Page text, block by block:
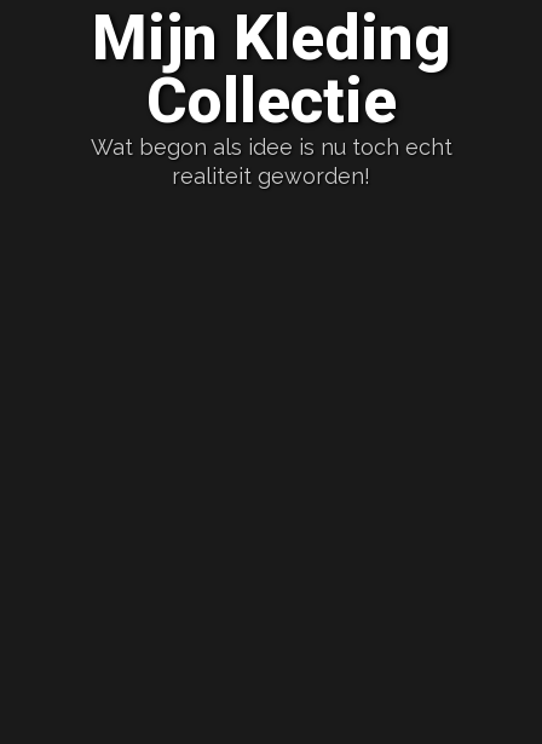
Mijn Kleding
Collectie
Wat begon als idee is nu toch echt
realiteit geworden!